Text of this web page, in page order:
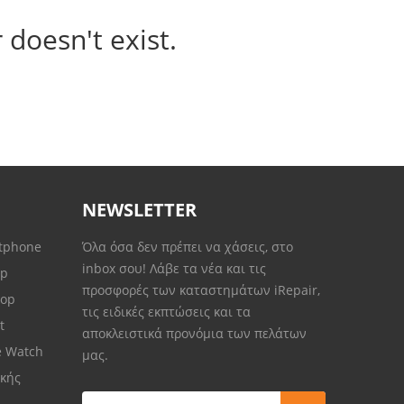
exist.
Watch
NEWSLETTER
Όλα όσα δεν πρέπει να χάσεις, στο
inbox σου! Λάβε τα νέα και τις
προσφορές των καταστημάτων iRepair,
τις ειδικές εκπτώσεις και τα
αποκλειστικά προνόμια των πελάτων
μας.